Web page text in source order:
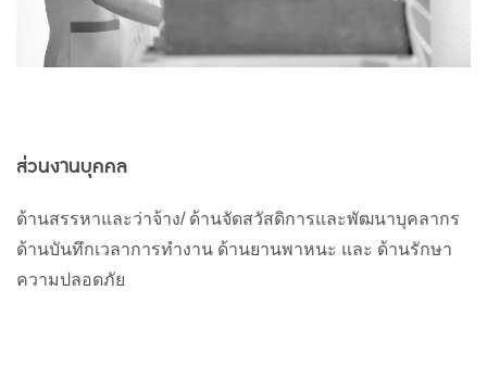
ส่วนงานบุคคล
ด้านสรรหาและว่าจ้าง/ ด้านจัดสวัสดิการและพัฒนาบุคลากร
ด้านบันทึกเวลาการทำงาน ด้านยานพาหนะ และ ด้านรักษา
ความปลอดภัย